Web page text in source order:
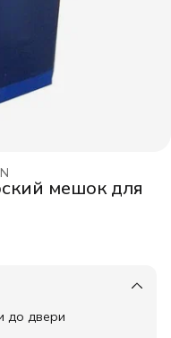
мешок для
до двери